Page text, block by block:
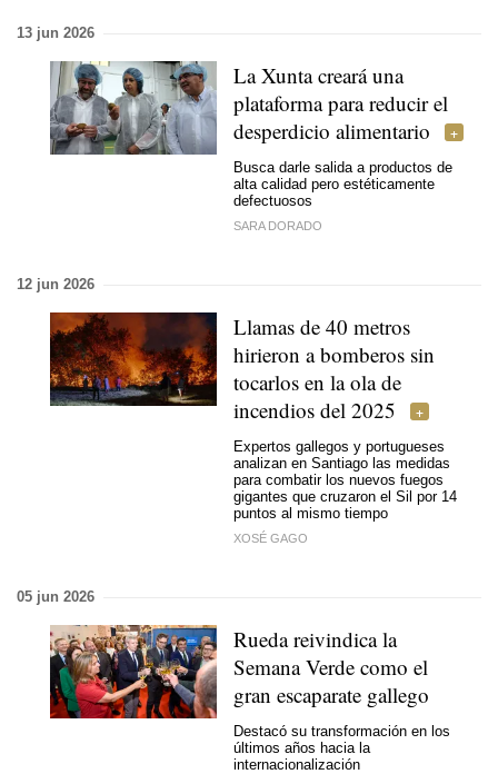
13 jun 2026
La Xunta creará una
plataforma para reducir el
desperdicio alimentario
Busca darle salida a productos de
alta calidad pero estéticamente
defectuosos
SARA DORADO
12 jun 2026
Llamas de 40 metros
hirieron a bomberos sin
tocarlos en la ola de
incendios del 2025
Expertos gallegos y portugueses
analizan en Santiago las medidas
para combatir los nuevos fuegos
gigantes que cruzaron el Sil por 14
puntos al mismo tiempo
XOSÉ GAGO
05 jun 2026
Rueda reivindica la
Semana Verde como el
gran escaparate gallego
Destacó su transformación en los
últimos años hacia la
internacionalización